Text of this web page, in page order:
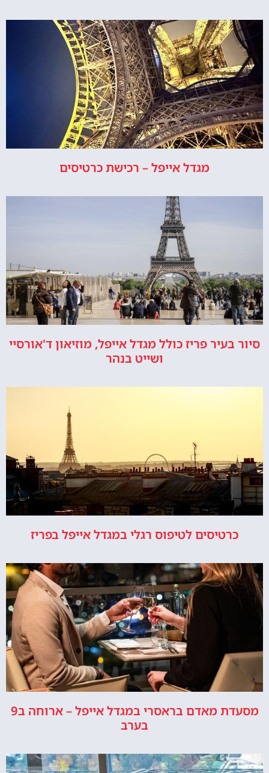
מגדל אייפל – רכישת כרטיסים
סיור בעיר פריז כולל מגדל אייפל, מוזיאון ד'אורסיי
ושייט בנהר
כרטיסים לטיפוס רגלי במגדל אייפל בפריז
מסעדת מאדם בראסרי במגדל אייפל – ארוחה ב9
בערב